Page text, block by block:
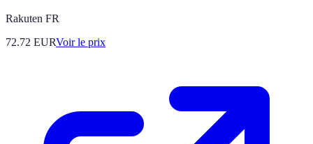
Rakuten FR
72.72 EURVoir le prix